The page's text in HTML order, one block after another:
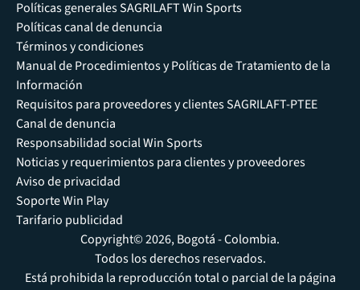
Políticas generales SAGRILAFT Win Sports
Políticas canal de denuncia
Términos y condiciones
Manual de Procedimientos y Políticas de Tratamiento de la
Información
Requisitos para proveedores y clientes SAGRILAFT-PTEE
Canal de denuncia
Responsabilidad social Win Sports
Noticias y requerimientos para clientes y proveedores
Aviso de privacidad
Soporte Win Play
Tarifario publicidad
Copyright© 2026, Bogotá - Colombia.
Todos los derechos reservados.
Está prohibida la reproducción total o parcial de la página